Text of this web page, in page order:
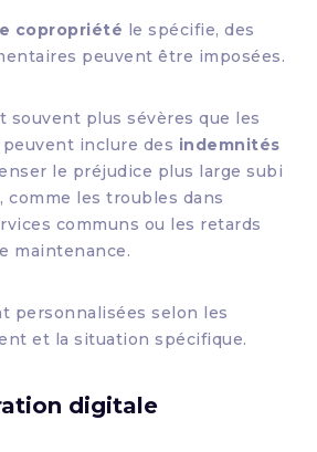
copropriété le spécifie, des
peuvent être imposées.
souvent plus sévères que les
inclure des indemnités
le préjudice plus large subi
comme les troubles dans
communs ou les retards
maintenance.
personnalisées selon les
et la situation spécifique.
digitale